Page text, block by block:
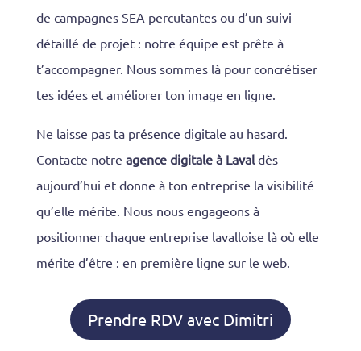
de campagnes SEA percutantes ou d’un suivi
détaillé de projet : notre équipe est prête à
t’accompagner. Nous sommes là pour concrétiser
tes idées et améliorer ton image en ligne.
Ne laisse pas ta présence digitale au hasard.
Contacte notre agence digitale à Lavaldès
aujourd’hui et donne à ton entreprise la visibilité
qu’elle mérite. Nous nous engageons à
positionner chaque entreprise lavalloise là où elle
mérite d’être : en première ligne sur le web.
Prendre RDV avec Dimitri